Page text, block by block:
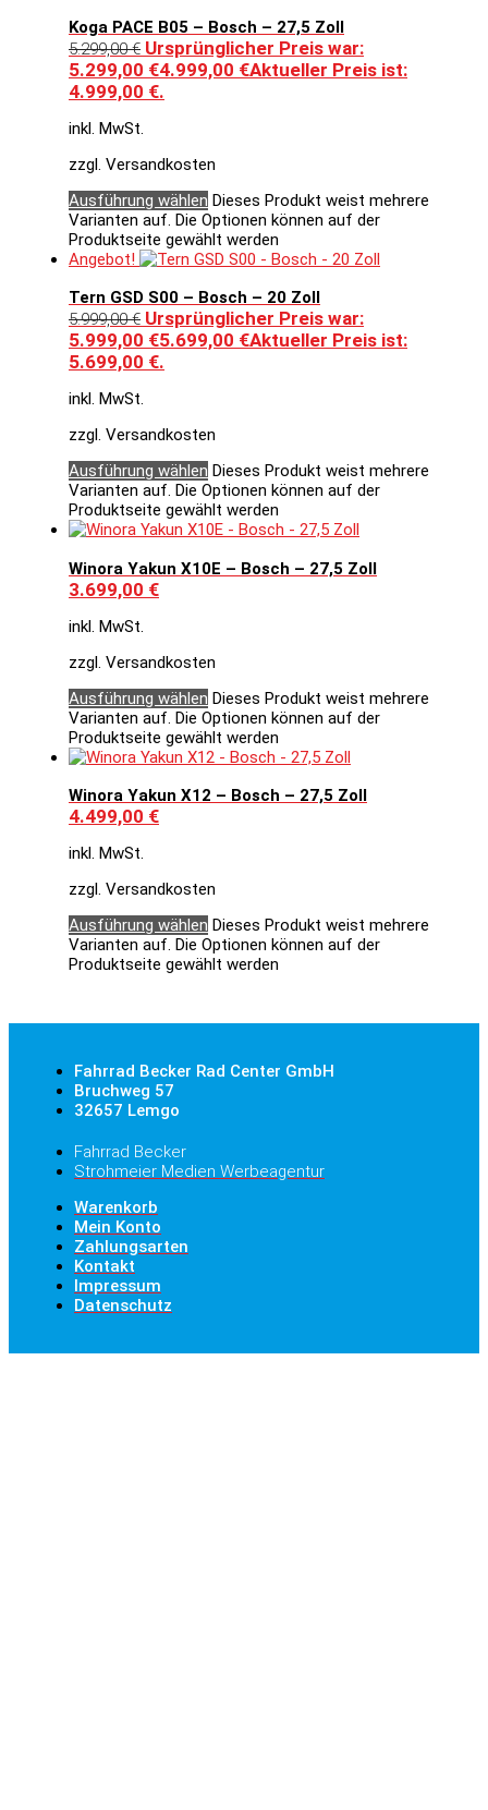
Koga PACE B05 – Bosch – 27,5 Zoll
5.299,00€ Ursprünglicher Preis war:
5.299,00 €4.999,00 €Aktueller Preis ist:
4.999,00 €.
inkl. MwSt.
zzgl. Versandkosten
Ausführung wählen Dieses Produkt weist mehrere
Varianten auf. Die Optionen können auf der
Produktseite gewählt werden
Angebot!
Tern GSD S00 – Bosch – 20 Zoll
5.999,00€ Ursprünglicher Preis war:
5.999,00 €5.699,00 €Aktueller Preis ist:
5.699,00 €.
inkl. MwSt.
zzgl. Versandkosten
Ausführung wählen Dieses Produkt weist mehrere
Varianten auf. Die Optionen können auf der
Produktseite gewählt werden
Winora Yakun X10E – Bosch – 27,5 Zoll
3.699,00 €
inkl. MwSt.
zzgl. Versandkosten
Ausführung wählen Dieses Produkt weist mehrere
Varianten auf. Die Optionen können auf der
Produktseite gewählt werden
Winora Yakun X12 – Bosch – 27,5 Zoll
4.499,00 €
inkl. MwSt.
zzgl. Versandkosten
Ausführung wählen Dieses Produkt weist mehrere
Varianten auf. Die Optionen können auf der
Produktseite gewählt werden
Fahrrad Becker Rad Center GmbH
Bruchweg 57
32657 Lemgo
Fahrrad Becker
Strohmeier Medien Werbeagentur
Warenkorb
Mein Konto
Zahlungsarten
Kontakt
Impressum
Datenschutz